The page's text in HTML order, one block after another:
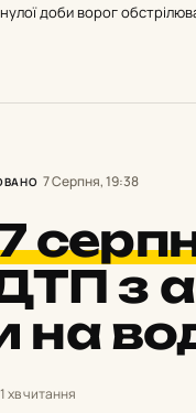
доби ворог
7 Серпня, 19:38
з
на
1 хв читання